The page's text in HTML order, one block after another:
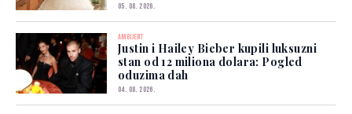
05. 08. 2026.
AMBIJENT
Justin i Hailey Bieber kupili luksuzni
stan od 12 miliona dolara: Pogled
oduzima dah
04. 08. 2026.